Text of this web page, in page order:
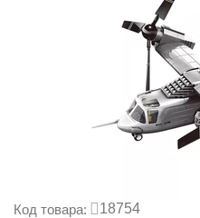
Код товара: 18754